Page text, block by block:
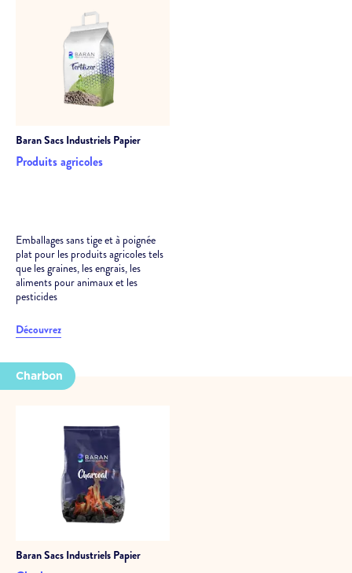
BaranSacs Industriels Papier
Produits agricoles
Emballages sans tige et à poignée
plat pour les produits agricoles tels
que les graines, les engrais, les
aliments pour animaux et les
pesticides
Découvrez
Charbon
BaranSacs Industriels Papier